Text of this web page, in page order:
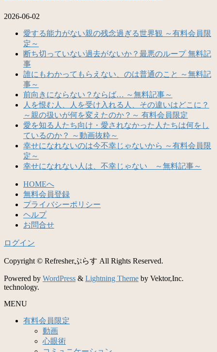
2026-06-02
愛する能力がない親の残念過ぎる世界観 ～有料会員限
定～
断ち切っていない過去がないか？最悪のループ 無料記
事
誰にもわかってもらえない、のは普通のこと ～無料記
事～
前向きにならない？ならば… ～無料記事～
人を恨む人、人を受け入れる人、その違いはどこに？
～親の扱いが何を変えたのか？～ 有料会員限定
愛を知る人たち向け・愛されなかった人たちは何をし
ているのか？ ～動画抜粋～
幸せになれないのは今不幸じゃないから ～有料会員限
定～
幸せになれない人は、不幸じゃない ～無料記事～
HOMEへ
無料会員登録
プライバシーポリシー
ヘルプ
お問合せ
ログイン
Copyright © Refresherぷらす All Rights Reserved.
Powered by WordPress & Lightning Theme by Vektor,Inc.
technology.
MENU
有料会員限定
動画
心眼術